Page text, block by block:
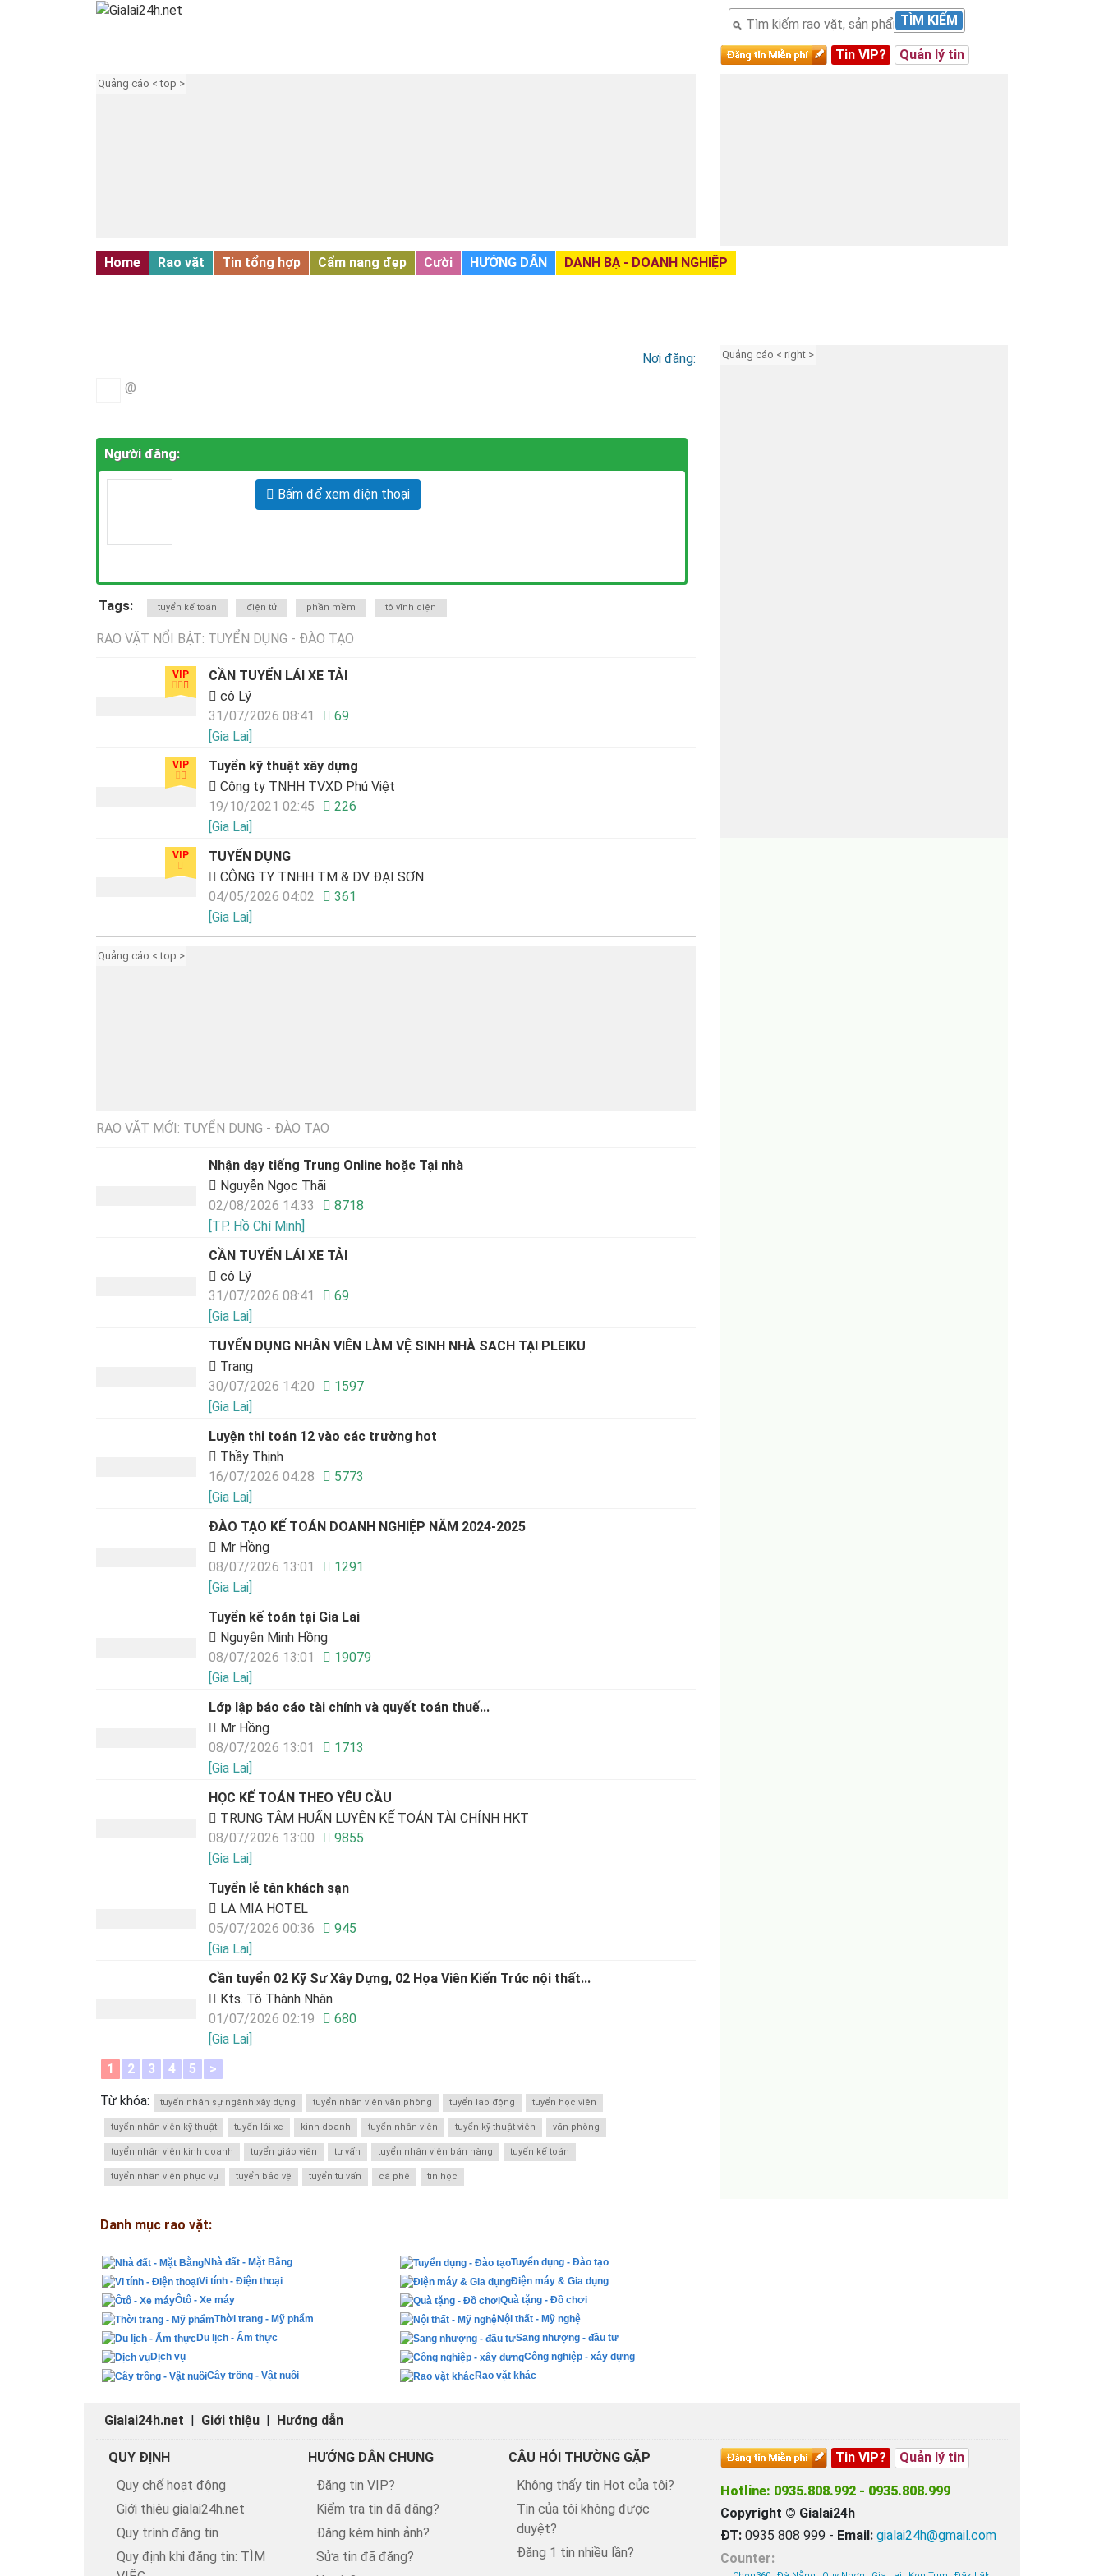
TÌM KIẾM
Tin VIP? Quản lý tin
Quảng cáo < top >
Home Rao vặt Tin tổng hợp Cẩm nang đẹp Cười HƯỚNG DẪN
DANH BẠ - DOANH NGHIỆP
Nơi đăng:
@
Người đăng:
Bấm để xem điện thoại
Tags: tuyển kế toán điện tử phần mềm tô vĩnh diện
RAO VẶT NỔI BẬT: TUYỂN DỤNG - ĐÀO TẠO
VIP
CẦN TUYỂN LÁI XE TẢI
cô Lý
31/07/2026 08:41
69
[Gia Lai]
VIP
Tuyển kỹ thuật xây dựng
Công ty TNHH TVXD Phú Việt
19/10/2021 02:45
226
[Gia Lai]
VIP
TUYỂN DỤNG
CÔNG TY TNHH TM & DV ĐẠI SƠN
04/05/2026 04:02
361
[Gia Lai]
Quảng cáo < top >
RAO VẶT MỚI: TUYỂN DỤNG - ĐÀO TẠO
Nhận dạy tiếng Trung Online hoặc Tại nhà
Nguyễn Ngọc Thãi
02/08/2026 14:33
8718
[TP. Hồ Chí Minh]
CẦN TUYỂN LÁI XE TẢI
cô Lý
31/07/2026 08:41
69
[Gia Lai]
TUYỂN DỤNG NHÂN VIÊN LÀM VỆ SINH NHÀ SACH TẠI PLEIKU
Trang
30/07/2026 14:20
1597
[Gia Lai]
Luyện thi toán 12 vào các trường hot
Thầy Thịnh
16/07/2026 04:28
5773
[Gia Lai]
ĐÀO TẠO KẾ TOÁN DOANH NGHIỆP NĂM 2024-2025
Mr Hồng
08/07/2026 13:01
1291
[Gia Lai]
Tuyển kế toán tại Gia Lai
Nguyễn Minh Hồng
08/07/2026 13:01
19079
[Gia Lai]
Lớp lập báo cáo tài chính và quyết toán thuế...
Mr Hồng
08/07/2026 13:01
1713
[Gia Lai]
HỌC KẾ TOÁN THEO YÊU CẦU
TRUNG TÂM HUẤN LUYỆN KẾ TOÁN TÀI CHÍNH HKT
08/07/2026 13:00
9855
[Gia Lai]
Tuyển lễ tân khách sạn
LA MIA HOTEL
05/07/2026 00:36
945
[Gia Lai]
Cần tuyển 02 Kỹ Sư Xây Dựng, 02 Họa Viên Kiến Trúc nội thất...
Kts. Tô Thành Nhân
01/07/2026 02:19
680
[Gia Lai]
1
2 3 4 5 >
Từ khóa: tuyển nhân sự ngành xây dựng tuyển nhân viên văn phòng tuyển lao động tuyển học viên
tuyển nhân viên kỹ thuật tuyển lái xe kinh doanh tuyển nhân viên tuyển kỹ thuật viên văn phòng
tuyển nhân viên kinh doanh tuyển giáo viên tư vấn tuyển nhân viên bán hàng tuyển kế toán
tuyển nhân viên phục vụ tuyển bảo vệ tuyển tư vấn cà phê tin học
Quảng cáo < right >
Danh mục rao vặt:
Nhà đất - Mặt Bằng
Tuyển dụng - Đào tạo
Vi tính - Điện thoại
Điện máy & Gia dụng
Ôtô - Xe máy
Quà tặng - Đồ chơi
Thời trang - Mỹ phẩm
Nội thất - Mỹ nghệ
Du lịch - Ẩm thực
Sang nhượng - đầu tư
Dịch vụ
Công nghiệp - xây dựng
Cây trồng - Vật nuôi
Rao vặt khác
Gialai24h.net | Giới thiệu | Hướng dẫn
QUY ĐỊNH
Quy chế hoạt động
Giới thiệu gialai24h.net
Quy trình đăng tin
Quy định khi đăng tin: TÌM
HƯỚNG DẪN CHUNG
Đăng tin VIP?
Kiểm tra tin đã đăng?
Đăng kèm hình ảnh?
Sửa tin đã đăng?
CÂU HỎI THƯỜNG GẶP
Không thấy tin Hot của tôi?
Tin của tôi không được
duyệt?
Đăng 1 tin nhiều lần?
Tin VIP? Quản lý tin
Hotline: 0935.808.992 - 0935.808.999
Copyright © Gialai24h
ĐT: 0935 808 999 - Email: gialai24h@gmail.com
Counter: